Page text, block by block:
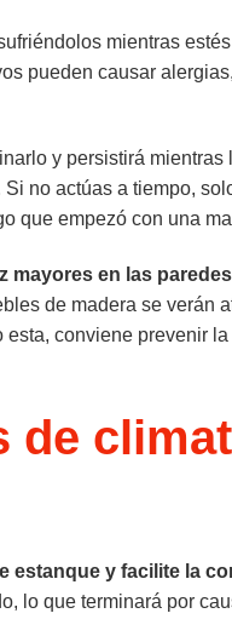
mientras
pueden causar
y persistirá mientras
no actúas a tiempo,
que empezó con una
mayores en las
de madera se verán
conviene prevenir
de
estanque y facilite la
lo que terminará por